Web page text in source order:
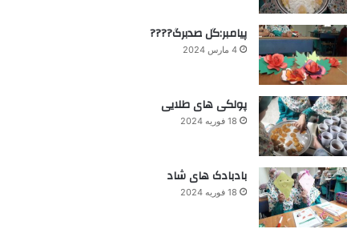
پیامبر:گل صدبرگ????
4 مارس 2024
پولکی های طلایی
18 فوریه 2024
بادبادک های شاد
18 فوریه 2024